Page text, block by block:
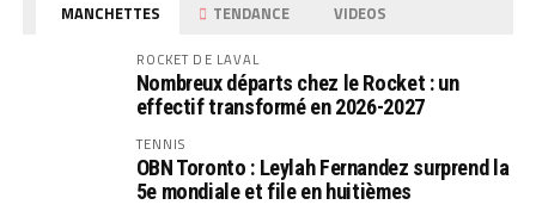
MANCHETTES TENDANCE VIDEOS
ROCKET DE LAVAL
Nombreux départs chez le Rocket : un
effectif transformé en 2026-2027
TENNIS
OBN Toronto : Leylah Fernandez surprend la
5e mondiale et file en huitièmes